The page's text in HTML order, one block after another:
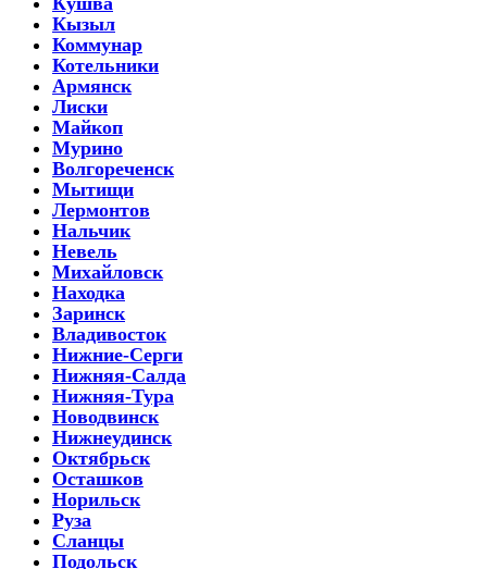
Кызыл
Коммунар
Котельники
Армянск
Лиски
Майкоп
Мурино
Волгореченск
Мытищи
Лермонтов
Нальчик
Невель
Михайловск
Находка
Заринск
Владивосток
Нижние-Серги
Нижняя-Салда
Нижняя-Тура
Новодвинск
Нижнеудинск
Октябрьск
Осташков
Норильск
Руза
Сланцы
Подольск